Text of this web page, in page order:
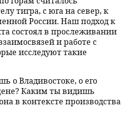
тигра, с юга на север, к
России. Наш подход к
состоял в прослеживании
и работе с
исследуют такие
о Владивостоке, о его
Каким ты видишь
в контексте производства